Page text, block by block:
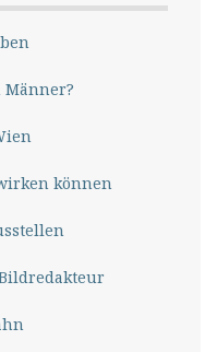
Männer?
können